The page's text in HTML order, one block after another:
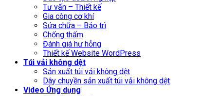
Tư vấn – Thiết kế
Gia công cơ khí
Sửa chữa – Bảo trì
Chống thấm
Đánh giá hư hỏng
Thiết kế Website WordPress
Túi vải không dệt
Sản xuất túi vải không dệt
Dây chuyền sản xuất túi vải không dệt
Video Ứng dụng